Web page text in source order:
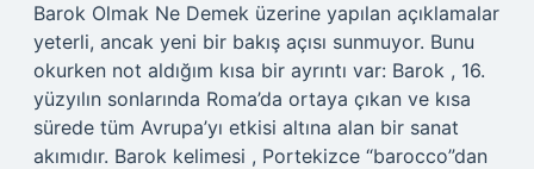
Barok Olmak Ne Demek üzerine yapılan açıklamalar
yeterli, ancak yeni bir bakış açısı sunmuyor. Bunu
okurken not aldığım kısa bir ayrıntı var: Barok , 16.
yüzyılın sonlarında Roma’da ortaya çıkan ve kısa
sürede tüm Avrupa’yı etkisi altına alan bir sanat
akımıdır. Barok kelimesi , Portekizce “barocco”dan